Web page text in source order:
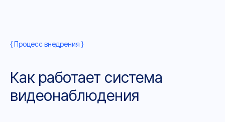
{ Процесс внедрения }
Как работает система
видеонаблюдения